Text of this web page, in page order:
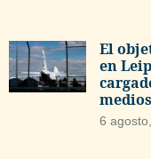
El
en
medios
6